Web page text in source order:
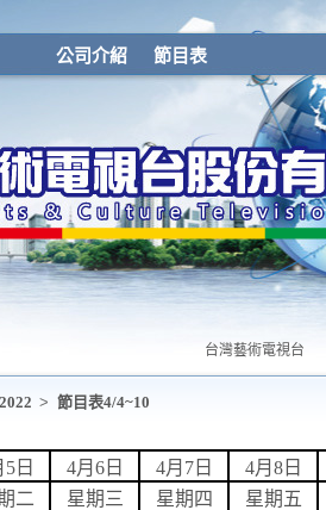
公司介紹 節目表
台灣藝術電視台
> 節目表4/4~10
5日 4月6日 4月7日 4月8日
二 星期三 星期四 星期五